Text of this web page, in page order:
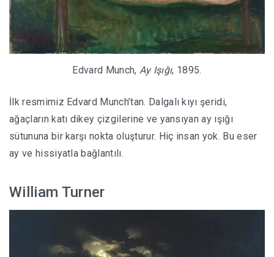
Edvard Munch, Ay Işığı, 1895.
İlk resmimiz Edvard Munch’tan. Dalgalı kıyı şeridi,
ağaçların katı dikey çizgilerine ve yansıyan ay ışığı
sütununa bir karşı nokta oluşturur. Hiç insan yok. Bu eser
ay ve hissiyatla bağlantılı.
William Turner